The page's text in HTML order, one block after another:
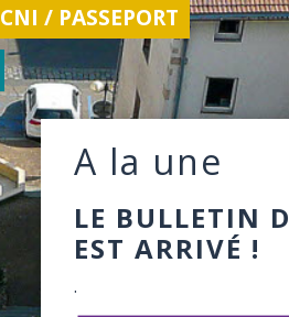
CNI / PASSEPORT
A la une
LA
L'ÉTÉ EST
.